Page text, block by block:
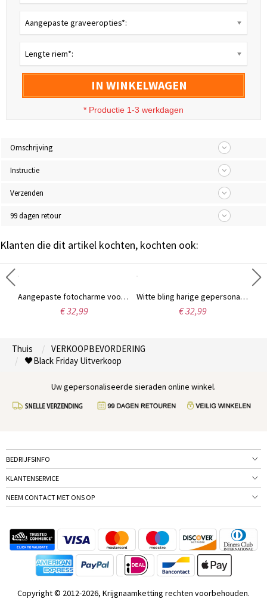
Aangepaste graveeropties*:
Lengte riem*:
IN WINKELWAGEN
* Productie 1-3 werkdagen
Omschrijving
Instructie
Verzenden
99 dagen retour
Klanten die dit artikel kochten, kochten ook:
Aangepaste fotocharme voor bruidsherdenkingsboeket
€ 32,99
Witte bling harige gepersonaliseerde bruidsslippers
€ 32,99
Thuis
VERKOOPBEVORDERING
🖤Black Friday Uitverkoop
Uw gepersonaliseerde sieraden online winkel.
BEDRIJFSINFO
KLANTENSERVICE
NEEM CONTACT MET ONS OP
Copyright © 2012-2026, Krijgnaamketting rechten voorbehouden.